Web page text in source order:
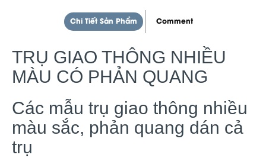
Chi Tiết Sản Phẩm Comment
TRỤ GIAO THÔNG NHIỀU
MÀU CÓ PHẢN QUANG
Các mẫu trụ giao thông nhiều
màu sắc, phản quang dán cả
trụ